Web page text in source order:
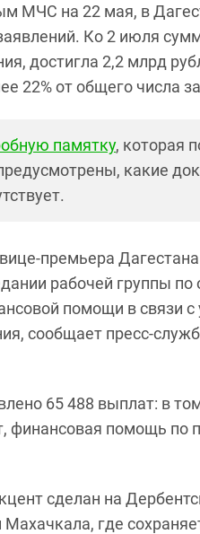
МЧС на 22 мая, в
Ко 2 июля с
достигла 2,2 млрд
22% от общего числа
памятку, которая
какие
премьера
рабочей группы
помощи в связи
сообщает пресс-
65 488 выплат: в
финансовая помощь по
сделан на
где